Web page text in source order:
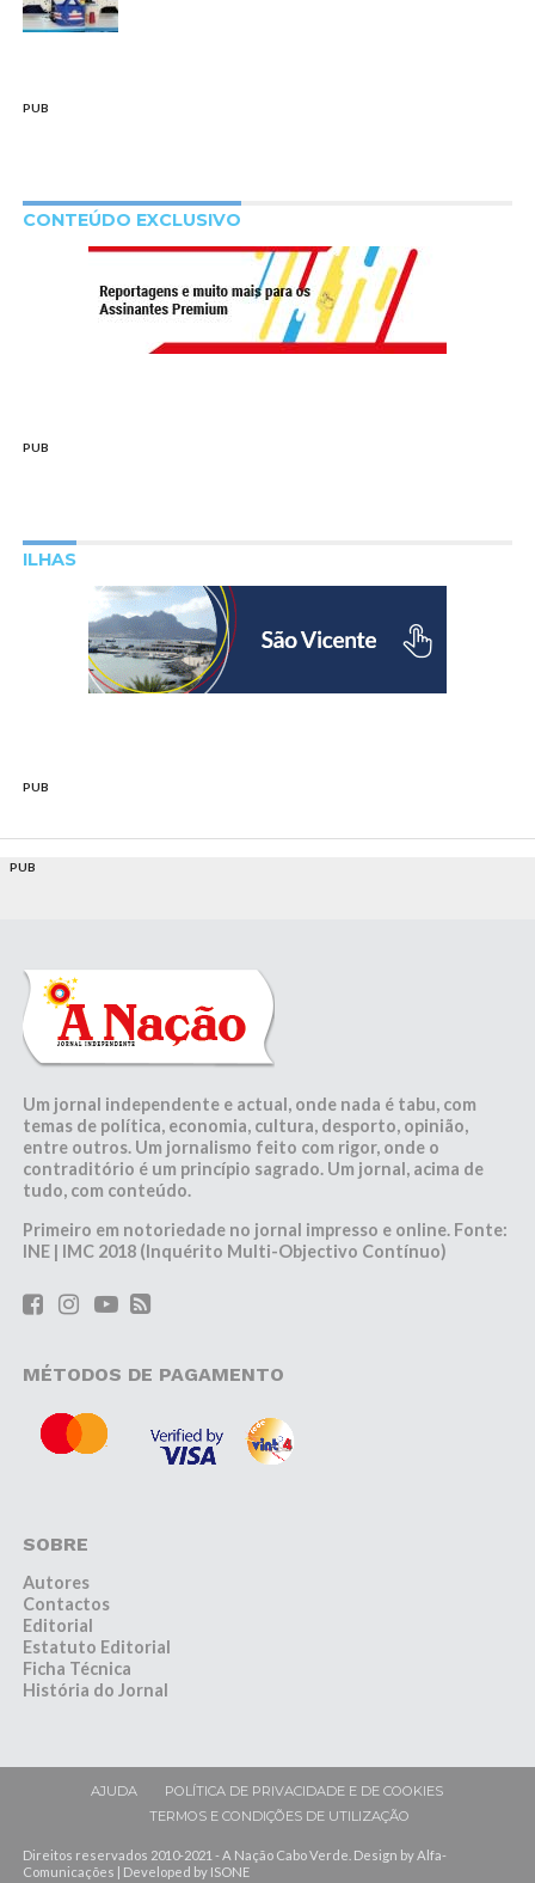
PUB
CONTEÚDO EXCLUSIVO
PUB
ILHAS
PUB
PUB
Um jornal independente e actual, onde nada é tabu, com
temas de política, economia, cultura, desporto, opinião,
entre outros. Um jornalismo feito com rigor, onde o
contraditório é um princípio sagrado. Um jornal, acima de
tudo, com conteúdo.
Primeiro em notoriedade no jornal impresso e online. Fonte:
INE | IMC 2018 (Inquérito Multi-Objectivo Contínuo)
MÉTODOS DE PAGAMENTO
SOBRE
Autores
Contactos
Editorial
Estatuto Editorial
Ficha Técnica
História do Jornal
AJUDA
POLÍTICA DE PRIVACIDADE E DE COOKIES
TERMOS E CONDIÇÕES DE UTILIZAÇÃO
Direitos reservados 2010-2021 - A Nação Cabo Verde. Design by Alfa-
Comunicações | Developed by ISONE